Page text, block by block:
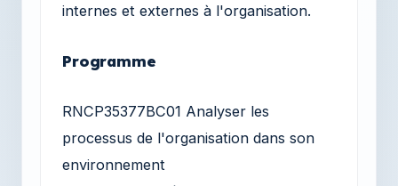
internes et externes à l'organisation.
Programme
RNCP35377BC01 Analyser les
processus de l'organisation dans son
environnement